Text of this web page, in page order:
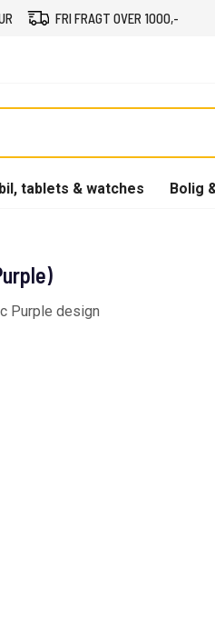
FRI FRAGT OVER 1000,-
tablets & watches Bolig
Purple design